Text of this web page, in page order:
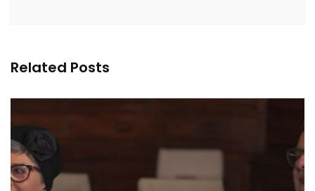
Related Posts